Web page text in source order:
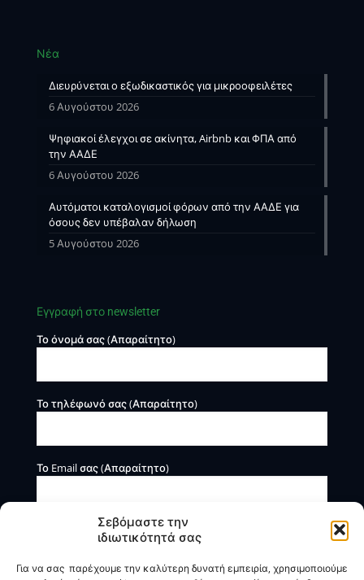
Σεβόμαστε την
ιδιωτικότητά σας
Για να σας παρέχουμε την καλύτερη δυνατή εμπειρία, χρησιμοποιούμε
Νέα
Διευρύνεται ο εξωδικαστικός για μικροοφειλέτες
6 Αυγούστου 2026
Ψηφιακοί έλεγχοι σε ακίνητα, Airbnb και ΦΠΑ από
την ΑΑΔΕ
6 Αυγούστου 2026
Αυτόματοι καταλογισμοί φόρων από την ΑΑΔΕ για
όσους δεν υπέβαλαν δήλωση
5 Αυγούστου 2026
Εγγραφή στο newsletter
Το όνομά σας (Απαραίτητο)
Το τηλέφωνό σας (Απαραίτητο)
Το Email σας (Απαραίτητο)